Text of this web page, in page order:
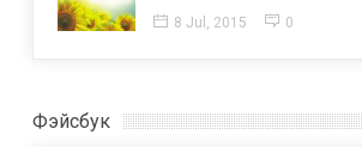
8 Jul, 2015 0
Фэйсбук